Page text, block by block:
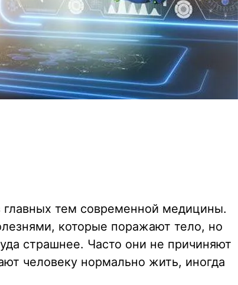
главных тем современной медицины.
которые поражают тело, но
страшнее. Часто они не причиняют
человеку нормально жить, иногда